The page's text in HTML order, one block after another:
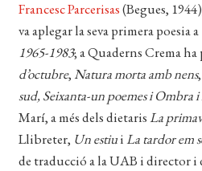
Francesc Parcerisas(Begues,
va aplegar la seva primera poesia a
1965-1983; a Quaderns Crema
d’octubre, Natura morta amb nens,
sud,Seixanta-un poemes i Ombra
Marí, a més dels dietarisLa
Llibreter, Un estiuiLa tardor em
de traducció a la UAB i director i